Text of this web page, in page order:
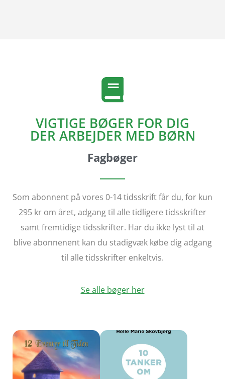
VIGTIGE BØGER FOR DIG
DER ARBEJDER MED BØRN
Fagbøger
Som abonnent på vores 0-14 tidsskrift får du, for kun
295 kr om året, adgang til alle tidligere tidsskrifter
samt fremtidige tidsskrifter. Har du ikke lyst til at
blive abonnenent kan du stadigvæk købe dig adgang
til alle tidsskrifter enkeltvis.
Se alle bøger her